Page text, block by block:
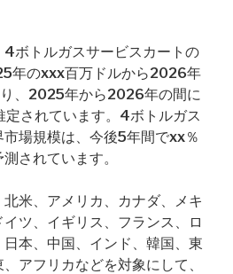
ボトルガスサービスカートの
年のxxx百万ドルから2026年
、2025年から2026年の間に
されています。4ボトルガス
場規模は、今後5年間でxx％
されています。
米、アメリカ、カナダ、メキ
ツ、イギリス、フランス、ロ
本、中国、インド、韓国、東
アフリカなどを対象にして、